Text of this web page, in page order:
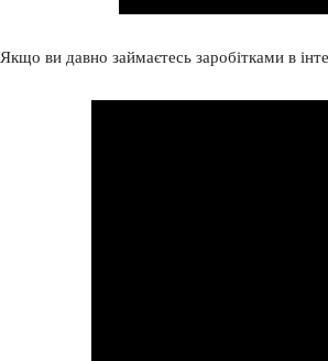
Якщо ви давно займаєтесь заробітками в